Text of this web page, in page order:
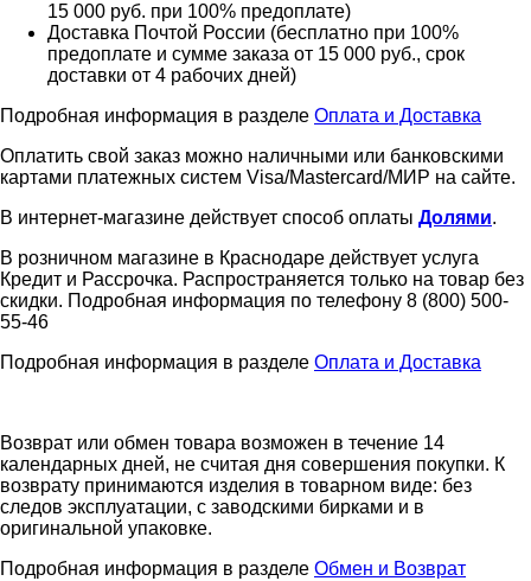
15 000 руб. при 100% предоплате)
Доставка Почтой России (бесплатно при 100%
предоплате и сумме заказа от 15 000 руб., срок
доставки от 4 рабочих дней)
Подробная информация в разделе Оплата и Доставка
Оплатить свой заказ можно наличными или банковскими
картами платежных систем Visa/Mastercard/МИР на сайте.
В интернет-магазине действует способ оплаты Долями.
В розничном магазине в Краснодаре действует услуга
Кредит и Рассрочка. Распространяется только на товар без
скидки. Подробная информация по телефону 8 (800) 500-
55-46
Подробная информация в разделе Оплата и Доставка
Возврат или обмен товара возможен в течение 14
календарных дней, не считая дня совершения покупки. К
возврату принимаются изделия в товарном виде: без
следов эксплуатации, с заводскими бирками и в
оригинальной упаковке.
Подробная информация в разделе Обмен и Возврат